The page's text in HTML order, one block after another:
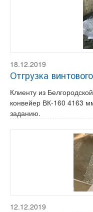
18.12.2019
Отгрузка
Клиенту из
конвейер ВК-160 4163
заданию.
12.12.2019